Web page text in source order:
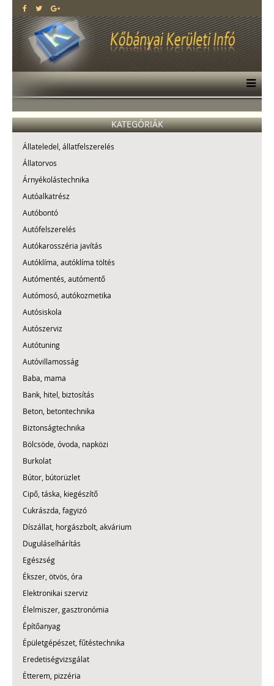
KATEGÓRIÁK
Állateledel, állatfelszerelés
Állatorvos
Árnyékolástechnika
Autóalkatrész
Autóbontó
Autófelszerelés
Autókarosszéria javítás
Autóklíma, autóklíma töltés
Autómentés, autómentő
Autómosó, autókozmetika
Autósiskola
Autószerviz
Autótuning
Autóvillamosság
Baba, mama
Bank, hitel, biztosítás
Beton, betontechnika
Biztonságtechnika
Bölcsöde, óvoda, napközi
Burkolat
Bútor, bútorüzlet
Cipő, táska, kiegészítő
Cukrászda, fagyizó
Díszállat, horgászbolt, akvárium
Duguláselhárítás
Egészség
Ékszer, ötvös, óra
Elektronikai szerviz
Élelmiszer, gasztronómia
Építőanyag
Épületgépészet, fűtéstechnika
Eredetiségvizsgálat
Étterem, pizzéria